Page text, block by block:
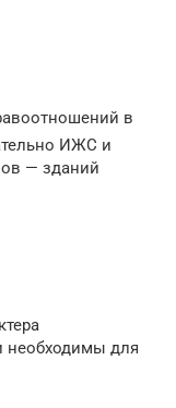
в
ИЖС и
— зданий
необходимы для